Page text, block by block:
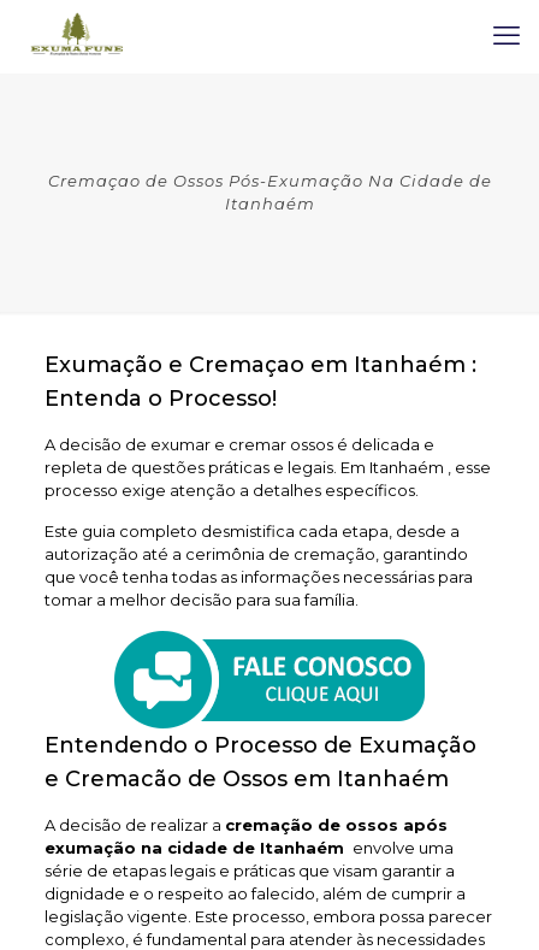
Cremaçao de Ossos Pós-Exumação Na Cidade de
Itanhaém
Exumação e Cremaçao em Itanhaém :
Entenda o Processo!
A decisão de exumar e cremar ossos é delicada e
repleta de questões práticas e legais. Em Itanhaém , esse
processo exige atenção a detalhes específicos.
Este guia completo desmistifica cada etapa, desde a
autorização até a cerimônia de cremação, garantindo
que você tenha todas as informações necessárias para
tomar a melhor decisão para sua família.
Entendendo o Processo de Exumação
e Cremacão de Ossos em Itanhaém
A decisão de realizar a cremação de ossos após
exumação na cidade de Itanhaém envolve uma
série de etapas legais e práticas que visam garantir a
dignidade e o respeito ao falecido, além de cumprir a
legislação vigente. Este processo, embora possa parecer
complexo, é fundamental para atender às necessidades